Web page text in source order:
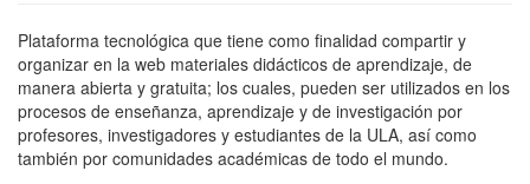
Plataforma tecnológica que tiene como finalidad compartir y
organizar en la web materiales didácticos de aprendizaje, de
manera abierta y gratuita; los cuales, pueden ser utilizados en los
procesos de enseñanza, aprendizaje y de investigación por
profesores, investigadores y estudiantes de la ULA, así como
también por comunidades académicas de todo el mundo.